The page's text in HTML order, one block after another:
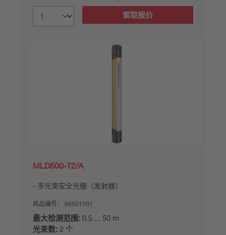
索取报价
MLD500-T2/A
多光束安全光栅（发射器）
商品编号： 66501101
最大检测范围: 0.5 ... 50 m
光束数: 2 个